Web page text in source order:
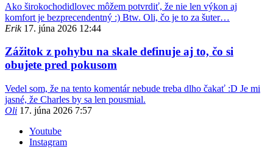
Ako širokochodidlovec môžem potvrdiť, že nie len výkon aj
komfort je bezprecendentný :) Btw. Oli, čo je to za šuter…
Erik 17. júna 2026 12:44
Zážitok z pohybu na skale definuje aj to, čo si
obujete pred pokusom
Vedel som, že na tento komentár nebude treba dlho čakať :D Je mi
jasné, že Charles by sa len pousmial.
Oli 17. júna 2026 7:57
Youtube
Instagram